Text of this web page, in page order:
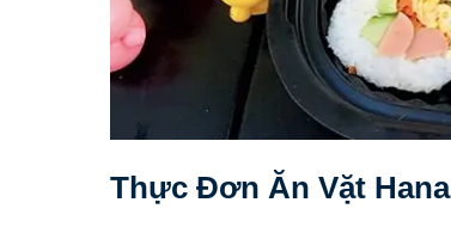
Thực Đơn Ăn Vặt Hana